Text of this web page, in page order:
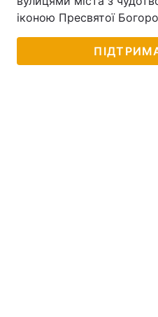
іконою Пресвятої